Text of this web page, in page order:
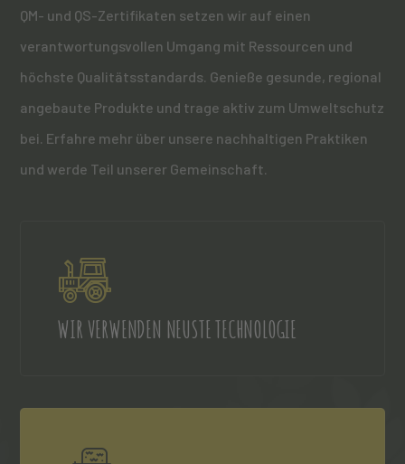
QM- und QS-Zertifikaten setzen wir auf einen
verantwortungsvollen Umgang mit Ressourcen und
höchste Qualitätsstandards. Genieße gesunde, regional
angebaute Produkte und trage aktiv zum Umweltschutz
bei. Erfahre mehr über unsere nachhaltigen Praktiken
und werde Teil unserer Gemeinschaft.
WIR VERWENDEN NEUSTE TECHNOLOGIE